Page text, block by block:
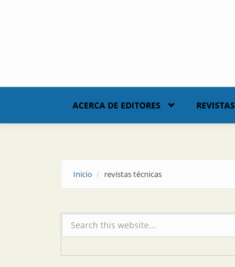
ACERCA DE EDITORES REVISTAS
Inicio revistas técnicas
Formulario de búsqueda